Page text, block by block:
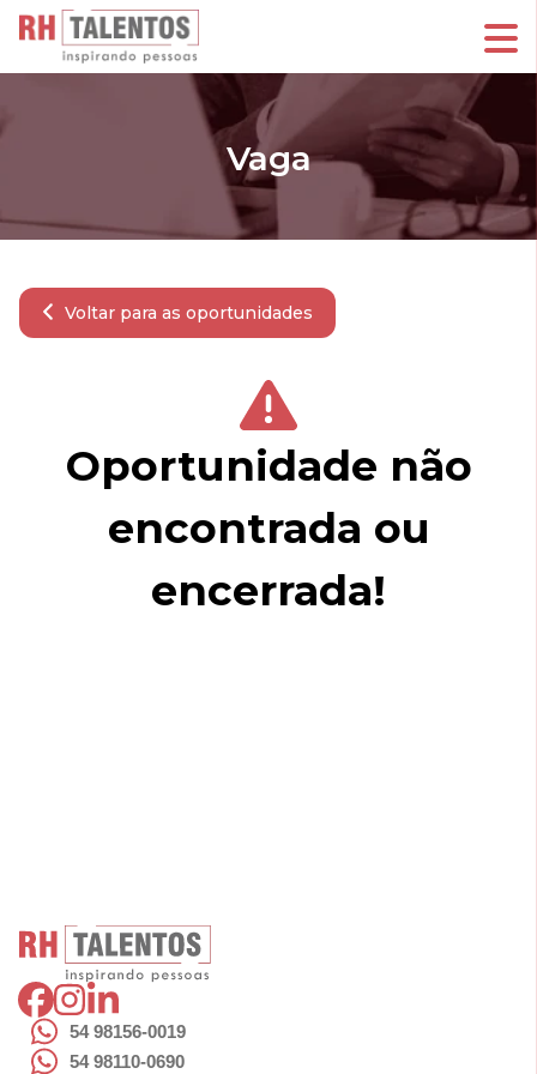
Vaga
Voltar para as oportunidades
Oportunidade não
encontrada ou
encerrada!
54 98156-0019
54 98110-0690